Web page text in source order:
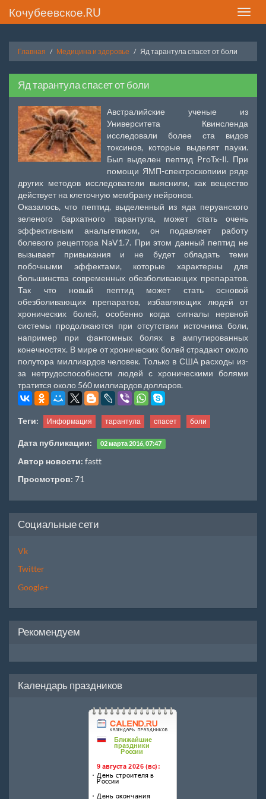
Toggle
Кочубеевское.RU
Главная Медицина и здоровье Яд тарантула спасет от боли
Яд тарантула спасет от боли
Австралийские ученые из
Университета Квинсленда
исследовали более ста видов
токсинов, которые выделят пауки.
Был выделен пептид ProTx-II. При
помощи ЯМП-спектроскопиии ряде
других методов исследователи выяснили, как вещество
действует на клеточную мембрану нейронов.
Оказалось, что пептид, выделенный из яда перуанского
зеленого бархатного тарантула, может стать очень
эффективным анальгетиком, он подавляет работу
болевого рецептора NaV1.7. При этом данный пептид не
вызывает привыкания и не будет обладать теми
побочными эффектами, которые характерны для
большинства современных обезболивающих препаратов.
Так что новый пептид может стать основой
обезболивающих препаратов, избавляющих людей от
хронических болей, особенно когда сигналы нервной
системы продолжаются при отсутствии источника боли,
например при фантомных болях в ампутированных
конечностях. В мире от хронических болей страдают около
полутора миллиардов человек. Только в США расходы из-
за нетрудоспособности людей с хроническими болями
тратится около 560 миллиардов долларов.
Теги: Информация тарантула спасет боли
Дата публикации: 02 марта 2016, 07:47
Автор новости: fastt
Просмотров: 71
Социальные сети
Vk
Twitter
Google+
Рекомендуем
Календарь праздников